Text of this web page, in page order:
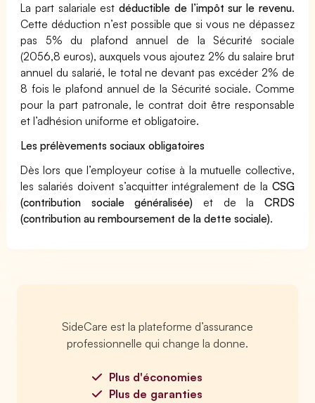
La part salariale estdéductible de l’impôt sur le revenu.
Cette déduction n’est possible que si vous ne dépassez
pas 5% du plafond annuel de la Sécurité sociale
(2056,8 euros), auxquels vous ajoutez 2% du salaire brut
annuel du salarié, le total ne devant pas excéder 2% de
8 fois le plafond annuel de la Sécurité sociale. Comme
pour la part patronale, le contrat doit être responsable
et l’adhésion uniforme et obligatoire.
Les prélèvements sociaux obligatoires
Dès lors que l’employeur cotise à la mutuelle collective,
les salariés doivent s’acquitter intégralement de la CSG
(contribution sociale généralisée) et de laCRDS
(contribution au remboursement de la dette sociale).
SideCare est la plateforme d’assurance
professionnelle qui change la donne.
Plus d'économies
Plus de garanties